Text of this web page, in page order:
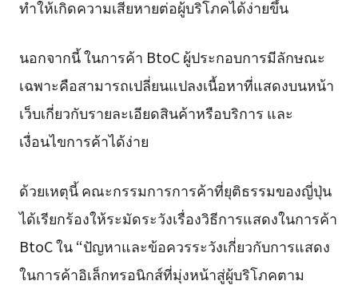
ทำให้เกิดความเสียหายต่อผู้บริโภคได้ง่ายขึ้น
นอกจากนี้ ในการค้า BtoC ผู้ประกอบการมีลักษณะ
เฉพาะคือสามารถเปลี่ยนแปลงเนื้อหาที่แสดงบนหน้า
เว็บเกี่ยวกับรายละเอียดสินค้าหรือบริการ และ
เงื่อนไขการค้าได้ง่าย
ด้วยเหตุนี้ คณะกรรมการการค้าที่ยุติธรรมของญี่ปุ่น
ได้เรียกร้องให้ระมัดระวังเรื่องวิธีการแสดงในการค้า
BtoC ใน “ปัญหาและข้อควรระวังเกี่ยวกับการแสดง
ในการค้าอิเล็กทรอนิกส์ที่มุ่งหน้าสู่ผู้บริโภคตาม